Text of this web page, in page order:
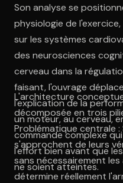
Son analyse se
physiologie de
sur les systèmes
des neurosciences
cerveau dans la
faisant, l'ouvrage
l'explication de la
un moteur, au cerveau,
commande complexe
l'effort bien avant que
ne soient atteintes.
L'architecture
décomposée en trois
Problématique centrale
s'approchent de leurs
sans nécessairement
détermine réellement